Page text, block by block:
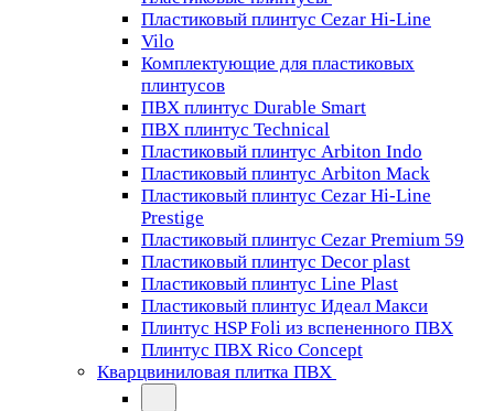
Пластиковый плинтус Cezar Hi-Line
Vilo
Комплектующие для пластиковых
плинтусов
ПВХ плинтус Durable Smart
ПВХ плинтус Technical
Пластиковый плинтус Arbiton Indo
Пластиковый плинтус Arbiton Mack
Пластиковый плинтус Cezar Hi-Line
Prestige
Пластиковый плинтус Cezar Premium 59
Пластиковый плинтус Decor plast
Пластиковый плинтус Line Plast
Пластиковый плинтус Идеал Макси
Плинтус HSP Foli из вспененного ПВХ
Плинтус ПВХ Rico Concept
Кварцвиниловая плитка ПВХ